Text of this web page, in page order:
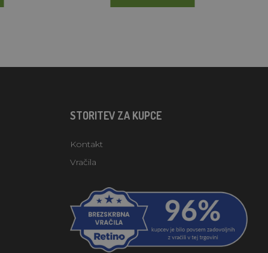
STORITEV ZA KUPCE
Kontakt
Vračila